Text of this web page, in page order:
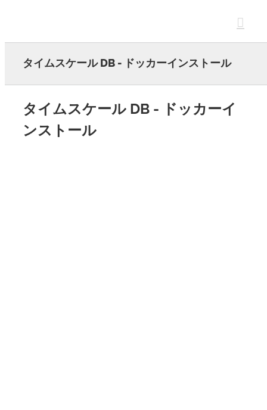
タイムスケール DB - ドッカーインストール
タイムスケール DB - ドッカーイ
ンストール